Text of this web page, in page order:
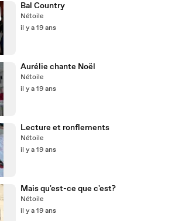
Bal Country
Nétoile
il y a 19 ans
Aurélie chante Noël
Nétoile
il y a 19 ans
Lecture et ronflements
Nétoile
il y a 19 ans
Mais qu'est-ce que c'est?
Nétoile
il y a 19 ans